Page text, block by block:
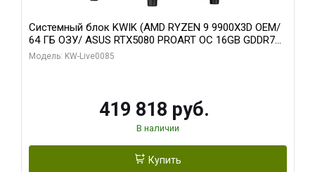
Системный блок KWIK (AMD RYZEN 9 9900X3D OEM/
64 ГБ ОЗУ/ ASUS RTX5080 PROART OC 16GB GDDR7
256bit Type-C DP 2/ 960 ГБ SSD)
Модель: KW-Live0085
419 818 руб.
В наличии
Купить